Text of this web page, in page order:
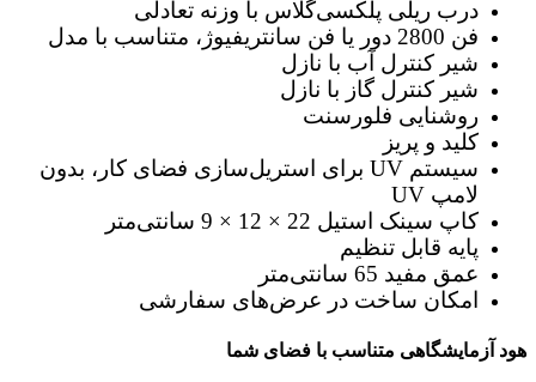
درب ریلی پلکسی‌گلاس با وزنه تعادلی
فن 2800 دور یا فن سانتریفیوژ، متناسب با مدل
شیر کنترل آب با نازل
شیر کنترل گاز با نازل
روشنایی فلورسنت
کلید و پریز
سیستم UV برای استریل‌سازی فضای کار، بدون
لامپ UV
کاپ سینک استیل 22 × 12 × 9 سانتی‌متر
پایه قابل تنظیم
عمق مفید 65 سانتی‌متر
امکان ساخت در عرض‌های سفارشی
هود آزمایشگاهی متناسب با فضای شما